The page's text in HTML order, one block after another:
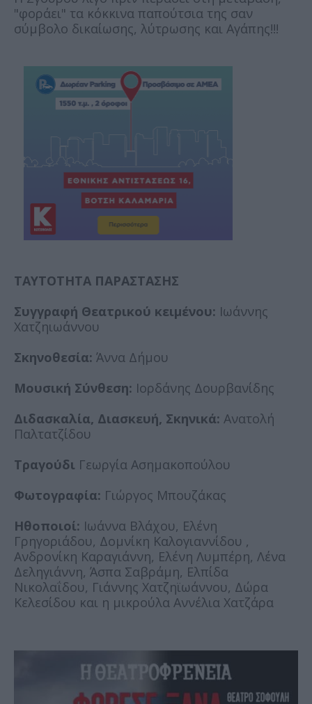
"φοράει" τα κόκκινα παπούτσια της σαν
σύμβολο δικαίωσης, λύτρωσης και Αγάπης!!!
ΤΑΥΤΟΤΗΤΑ ΠΑΡΑΣΤΑΣΗΣ
Συγγραφή Θεατρικού κειμένου: Ιωάννης
Χατζηιωάννου
Σκηνοθεσία: Άννα Δήμου
Μουσική Σύνθεση: Ιορδάνης Δουρβανίδης
Διδασκαλία, Διασκευή, Σκηνικά: Ανατολή
Παλτατζίδου
Τραγούδι Γεωργία Ασημακοπούλου
Φωτογραφία: Γιώργος Μπουζάκας
Ηθοποιοί: Ιωάννα Βλάχου, Ελένη
Γρηγοριάδου, Δομνίκη Καλογιαννίδου ,
Ανδρονίκη Καραγιάννη, Ελένη Λυμπέρη, Λένα
Δεληγιάννη, Άσπα Σαβράμη, Ελπίδα
Νικολαΐδου, Γιάννης Χατζηϊωάννου, Δώρα
Κελεσίδου και η μικρούλα Αννέλια Χατζάρα